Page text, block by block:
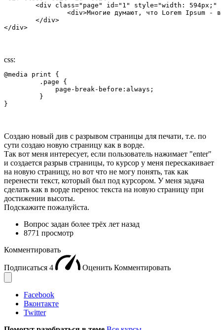
</div>
css:
@media print {
}
Создаю новый див с разрывом страницы для печати, т.е. по
сути создаю новую страницу как в ворде.
Так вот меня интересует, если пользователь нажимает "enter"
и создается разрыв страницы, то курсор у меня перескакивает
на новую страницу, но вот что не могу понять, так как
перенести текст, который был под курсором. У меня задача
сделать как в ворде перенос текста на новую страницу при
достижении высоты.
Подскажите пожалуйста.
Вопрос задан более трёх лет назад
8771 просмотр
Комментировать
Подписаться 4 Оценить Комментировать
Facebook
Вконтакте
Twitter